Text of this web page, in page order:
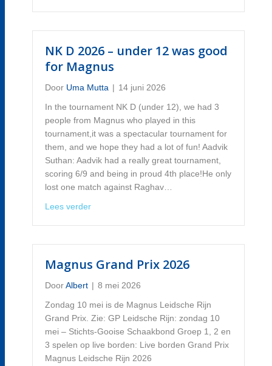
NK D 2026 – under 12 was good
for Magnus
Door Uma Mutta | 14 juni 2026
In the tournament NK D (under 12), we had 3
people from Magnus who played in this
tournament,it was a spectacular tournament for
them, and we hope they had a lot of fun! Aadvik
Suthan: Aadvik had a really great tournament,
scoring 6/9 and being in proud 4th place!He only
lost one match against Raghav…
Lees verderabout NK D 2026 – under 12 was good for
Magnus Grand Prix 2026
DoorAlbert | 8 mei 2026
Zondag 10 mei is de Magnus Leidsche Rijn
Grand Prix. Zie: GP Leidsche Rijn: zondag 10
mei – Stichts-Gooise Schaakbond Groep 1, 2 en
3 spelen op live borden: Live borden Grand Prix
Magnus Leidsche Rijn 2026